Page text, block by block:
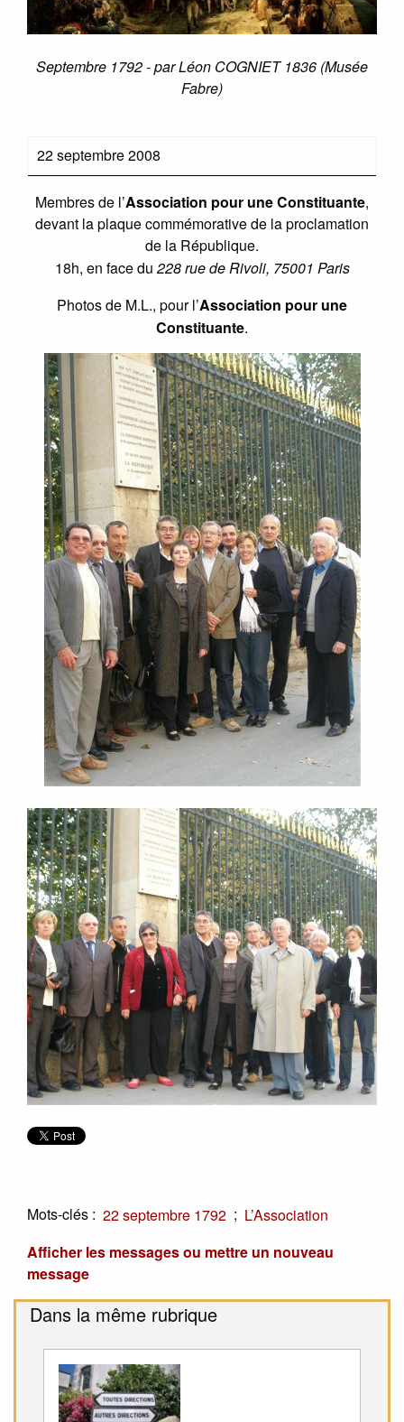
Septembre 1792 - par Léon COGNIET 1836 (Musée
Fabre)
22 septembre 2008
Membres de l’Association pour une Constituante,
devant la plaque commémorative de la proclamation
de la République.
18h, en face du228 rue de Rivoli, 75001 Paris
Photos de M.L., pour l’Association pour une
Constituante.
Mots-clés : 22 septembre 1792 ; L’Association
Afficher les messages ou mettre un nouveau
message
Dans la même rubrique